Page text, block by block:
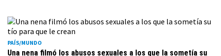
PAÍS/MUNDO
Una nena filmó los abusos sexuales a los que la sometía su